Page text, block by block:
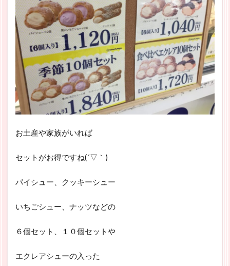
お土産や家族がいれば
セットがお得ですね(´▽｀)
パイシュー、クッキーシュー
いちごシュー、ナッツなどの
６個セット、１０個セットや
エクレアシューの入った